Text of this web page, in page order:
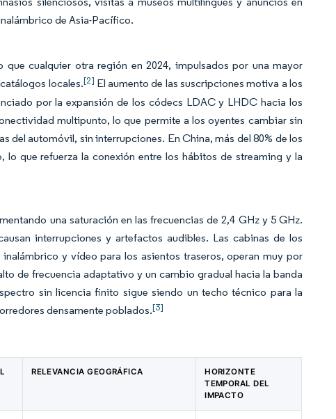
de Asia-Pacífico.
cualquier otra región en 2024, impulsados por una mayor
locales.[2] El aumento de las suscripciones motiva a los
por la expansión de los códecs LDAC y LHDC hacia los
multipunto, lo que permite a los oyentes cambiar sin
automóvil, sin interrupciones. En China, más del 80% de los
que refuerza la conexión entre los hábitos de streaming y la
una saturación en las frecuencias de 2,4 GHz y 5 GHz.
interrupciones y artefactos audibles. Las cabinas de los
y vídeo para los asientos traseros, operan muy por
de frecuencia adaptativo y un cambio gradual hacia la banda
sin licencia finito sigue siendo un techo técnico para la
densamente poblados.[3]
RELEVANCIA GEOGRÁFICA
HORIZONTE
TEMPORAL DEL
IMPACTO